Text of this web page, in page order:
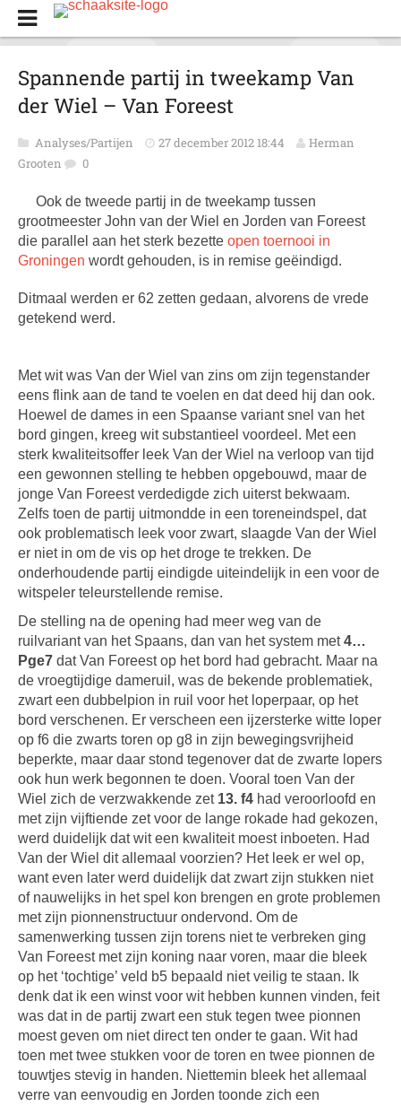
Spannende partij in tweekamp Van
der Wiel – Van Foreest
Analyses/Partijen 27 december 2012 18:44
Herman
Grooten
0
Ook de tweede partij in de tweekamp tussen
grootmeester John van der Wiel en Jorden van Foreest
die parallel aan het sterk bezette open toernooi in
Groningen wordt gehouden, is in remise geëindigd.
Ditmaal werden er 62 zetten gedaan, alvorens de vrede
getekend werd.
Met wit was Van der Wiel van zins om zijn tegenstander
eens flink aan de tand te voelen en dat deed hij dan ook.
Hoewel de dames in een Spaanse variant snel van het
bord gingen, kreeg wit substantieel voordeel. Met een
sterk kwaliteitsoffer leek Van der Wiel na verloop van tijd
een gewonnen stelling te hebben opgebouwd, maar de
jonge Van Foreest verdedigde zich uiterst bekwaam.
Zelfs toen de partij uitmondde in een toreneindspel, dat
ook problematisch leek voor zwart, slaagde Van der Wiel
er niet in om de vis op het droge te trekken. De
onderhoudende partij eindigde uiteindelijk in een voor de
witspeler teleurstellende remise.
De stelling na de opening had meer weg van de
ruilvariant van het Spaans, dan van het system met4…
Pge7 dat Van Foreest op het bord had gebracht. Maar na
de vroegtijdige dameruil, was de bekende problematiek,
zwart een dubbelpion in ruil voor het loperpaar, op het
bord verschenen. Er verscheen een ijzersterke witte loper
op f6 die zwarts toren op g8 in zijn bewegingsvrijheid
beperkte, maar daar stond tegenover dat de zwarte lopers
ook hun werk begonnen te doen. Vooral toen Van der
Wiel zich de verzwakkende zet 13. f4 had veroorloofd en
met zijn vijftiende zet voor de lange rokade had gekozen,
werd duidelijk dat wit een kwaliteit moest inboeten. Had
Van der Wiel dit allemaal voorzien? Het leek er wel op,
want even later werd duidelijk dat zwart zijn stukken niet
of nauwelijks in het spel kon brengen en grote problemen
met zijn pionnenstructuur ondervond. Om de
samenwerking tussen zijn torens niet te verbreken ging
Van Foreest met zijn koning naar voren, maar die bleek
op het ‘tochtige’ veld b5 bepaald niet veilig te staan. Ik
denk dat ik een winst voor wit hebben kunnen vinden, feit
was dat in de partij zwart een stuk tegen twee pionnen
moest geven om niet direct ten onder te gaan. Wit had
toen met twee stukken voor de toren en twee pionnen de
touwtjes stevig in handen. Niettemin bleek het allemaal
verre van eenvoudig en Jorden toonde zich een